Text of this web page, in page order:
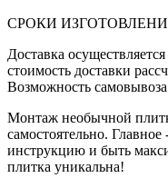
СРОКИ
Доставка
стоимость доставки
Возможность самовывоза
Монтаж необычной
самостоятельно.
инструкцию и быть
плитка уникальна!